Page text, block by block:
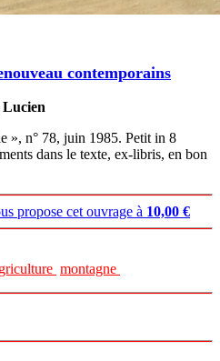
contemporains
», n° 78, juin 1985. Petit in 8
dans le texte, ex-libris, en bon
propose cet ouvrage à 10,00 €
montagne